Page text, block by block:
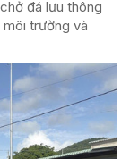
đá lưu thông
trường và